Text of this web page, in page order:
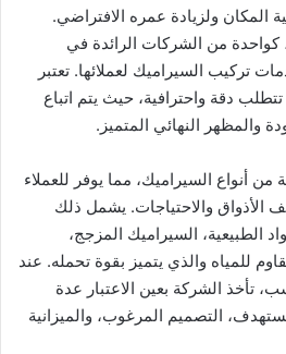
ولزيادة عمره الافتراضي.
كواحدة من الشركات الرائدة في
تركيب السيراميك لعملائها. تعتبر
دقة واحترافية، حيث يتم اتباع
والمظهر النهائي المتميز.
أنواع السيراميك، مما يوفر للعملاء
الأذواق والاحتياجات. يشمل ذلك
الطبيعية، السيراميك المزجج،
للمياه والذي يتميز بقوة تحمله. عند
تأخذ الشركة بعين الاعتبار عدة
التصميم المرغوب، والميزانية